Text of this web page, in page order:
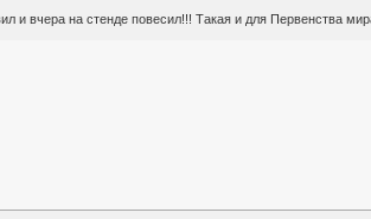
и вчера на стенде повесил!!! Такая и для Первенства